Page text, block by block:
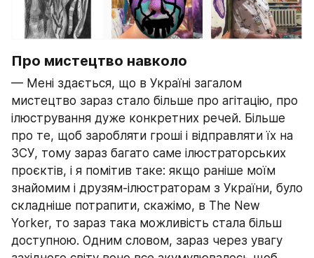
Про мистецтво навколо
— Мені здається, що в Україні загалом
мистецтво зараз стало більше про агітацію, про
ілюстрування дуже конкретних речей. Більше
про те, щоб заробляти гроші і відправляти їх на
ЗСУ, тому зараз багато саме ілюстраторських
проєктів, і я помітив таке: якщо раніше моїм
знайомим і друзям-ілюстраторам з України, було
складніше потрапити, скажімо, в The New
Yorker, то зараз така можливість стала більш
доступною. Одним словом, зараз через увагу